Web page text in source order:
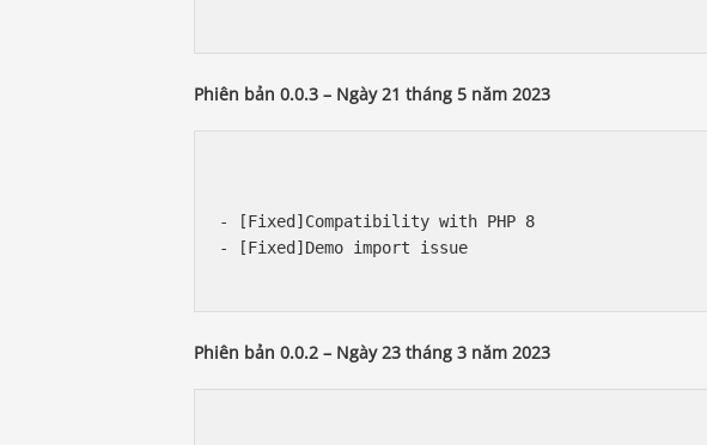
Phiên bản 0.0.3 – Ngày 21 tháng 5 năm 2023
- [Fixed]Compatibility with PHP 8
- [Fixed]Demo import issue
Phiên bản 0.0.2 – Ngày 23 tháng 3 năm 2023